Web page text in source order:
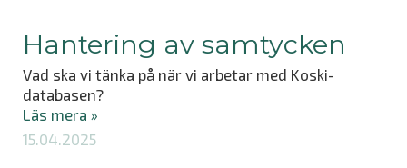
Hantering av samtycken
Vad ska vi tänka på när vi arbetar med Koski-
databasen?
Läs mera »
15.04.2025